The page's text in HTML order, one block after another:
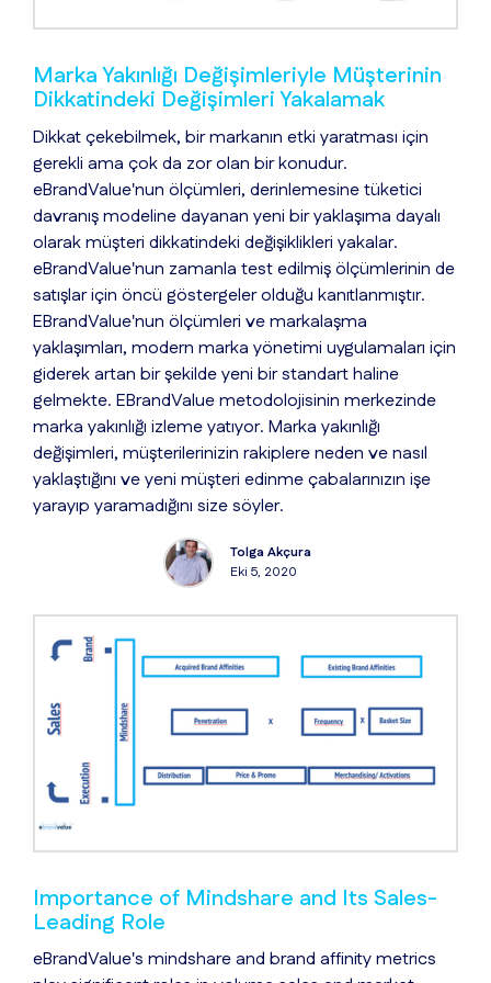
Marka Yakınlığı Değişimleriyle Müşterinin
Dikkatindeki Değişimleri Yakalamak
Dikkat çekebilmek, bir markanın etki yaratması için
gerekli ama çok da zor olan bir konudur.
eBrandValue'nun ölçümleri, derinlemesine tüketici
davranış modeline dayanan yeni bir yaklaşıma dayalı
olarak müşteri dikkatindeki değişiklikleri yakalar.
eBrandValue'nun zamanla test edilmiş ölçümlerinin de
satışlar için öncü göstergeler olduğu kanıtlanmıştır.
EBrandValue'nun ölçümleri ve markalaşma
yaklaşımları, modern marka yönetimi uygulamaları için
giderek artan bir şekilde yeni bir standart haline
gelmekte. EBrandValue metodolojisinin merkezinde
marka yakınlığı izleme yatıyor. Marka yakınlığı
değişimleri, müşterilerinizin rakiplere neden ve nasıl
yaklaştığını ve yeni müşteri edinme çabalarınızın işe
yarayıp yaramadığını size söyler.
Tolga Akçura
Eki 5, 2020
Importance of Mindshare and Its Sales-
Leading Role
eBrandValue's mindshare and brand affinity metrics